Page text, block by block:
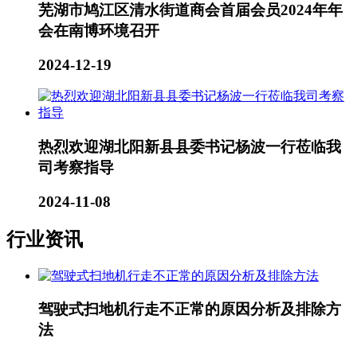
芜湖市鸠江区清水街道商会首届会员2024年年
会在南博环境召开
2024-12-19
热烈欢迎湖北阳新县县委书记杨波一行莅临我
司考察指导
2024-11-08
行业资讯
驾驶式扫地机行走不正常的原因分析及排除方
法